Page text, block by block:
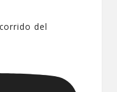
del